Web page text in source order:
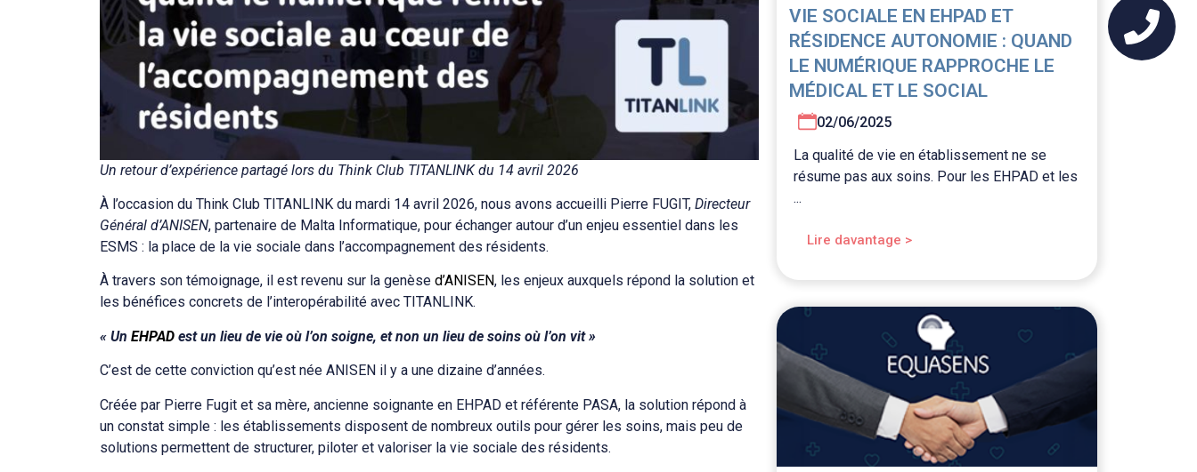
Un retour d’expérience partagé lors du Think Club TITANLINK du 14 avril 2026
À l’occasion du Think Club TITANLINK du mardi 14 avril 2026, nous avons accueilli Pierre FUGIT, Directeur
Général d’ANISEN, partenaire de Malta Informatique, pour échanger autour d’un enjeu essentiel dans les
ESMS : la place de la vie sociale dans l’accompagnement des résidents.
À travers son témoignage, il est revenu sur la genèse d’ANISEN, les enjeux auxquels répond la solution et
les bénéfices concrets de l’interopérabilité avec TITANLINK.
« Un EHPAD est un lieu de vie où l’on soigne, et non un lieu de soins où l’on vit »
C’est de cette conviction qu’est née ANISEN il y a une dizaine d’années.
Créée par Pierre Fugit et sa mère, ancienne soignante en EHPAD et référente PASA, la solution répond à
un constat simple : les établissements disposent de nombreux outils pour gérer les soins, mais peu de
solutions permettent de structurer, piloter et valoriser la vie sociale des résidents.
VIE SOCIALE EN EHPAD ET
RÉSIDENCE AUTONOMIE : QUAND
LE NUMÉRIQUE RAPPROCHE LE
MÉDICAL ET LE SOCIAL
02/06/2025
La qualité de vie en établissement ne se
résume pas aux soins. Pour les EHPAD et les
...
Lire davantage >